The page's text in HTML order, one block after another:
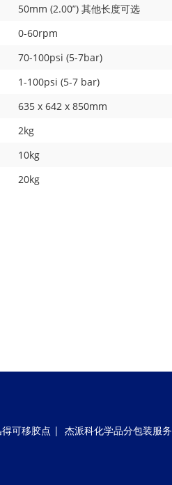
50mm (2.00”) 其他长度可选
0-60rpm
70-100psi (5-7bar)
1-100psi (5-7 bar)
635 x 642 x 850mm
2kg
10kg
20kg
可移胶点 | 杰派科化学品分包装服务